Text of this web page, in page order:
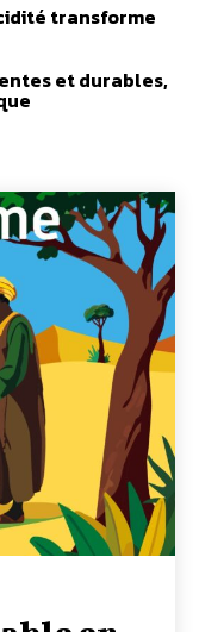
transforme
et durables,